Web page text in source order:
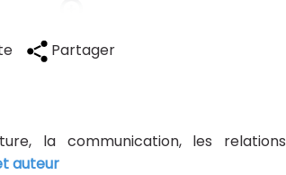
Partager
la communication, les relations
auteur